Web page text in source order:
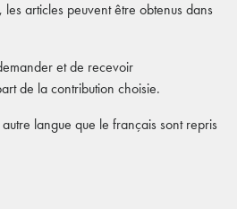
les articles peuvent être obtenus dans
et de recevoir
de la contribution choisie.
langue que le français sont repris